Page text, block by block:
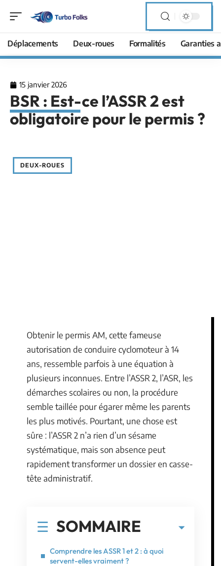
Déplacements Deux-roues Formalités Garanties
15 janvier 2026
BSR : Est-ce l’ASSR 2 est
obligatoire pour le permis ?
DEUX-ROUES
Obtenir le permis AM, cette fameuse
autorisation de conduire cyclomoteur à 14
ans, ressemble parfois à une équation à
plusieurs inconnues. Entre l’ASSR 2, l’ASR, les
démarches scolaires ou non, la procédure
semble taillée pour égarer même les parents
les plus motivés. Pourtant, une chose est
sûre : l’ASSR 2 n’a rien d’un sésame
systématique, mais son absence peut
rapidement transformer un dossier en casse-
tête administratif.
SOMMAIRE
Comprendre les ASSR 1 et 2 : à quoi
servent-elles vraiment ?